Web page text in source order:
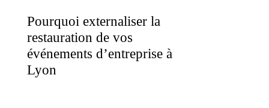
Pourquoi externaliser la
restauration de vos
événements d’entreprise à
Lyon